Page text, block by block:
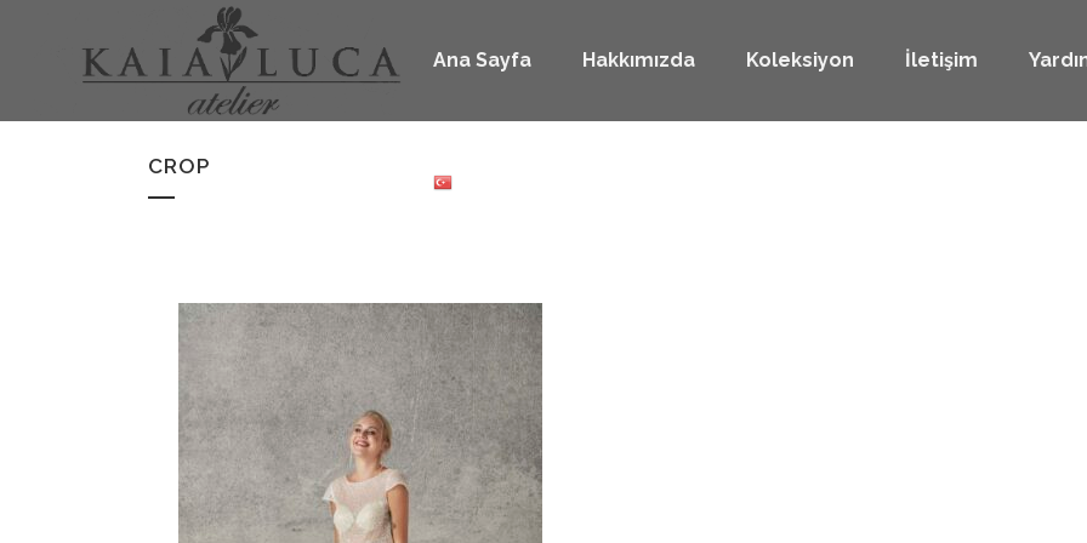
Ana Sayfa Hakkımızda Koleksiyon İletişim
CROP